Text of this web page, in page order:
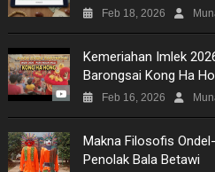
Feb 18, 2026
Kemeriahan Imlek
Barongsai Kong Ha
Feb 16, 2026
Makna Filosofis
Penolak Bala Betawi